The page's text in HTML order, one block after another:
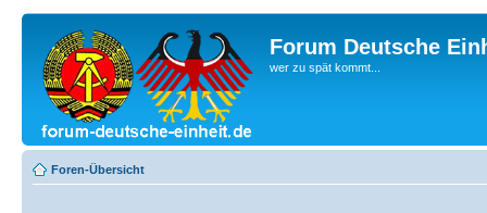
Forum Deutsche
wer zu spät kommt...
Foren-Übersicht